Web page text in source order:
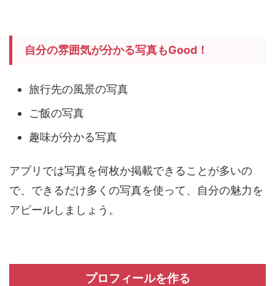
自分の雰囲気が分かる写真もGood！
旅行先の風景の写真
ご飯の写真
趣味が分かる写真
アプリでは写真を何枚か掲載できることが多いの
で、できるだけ多くの写真を使って、自分の魅力を
アピールしましょう。
プロフィールを作る